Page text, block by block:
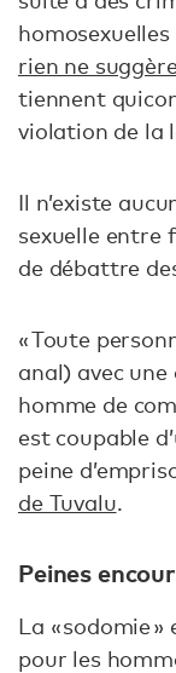
rien ne
tiennent
violation de la
Il n’existe
sexuelle entre
de débattre
« Toute
anal) avec
homme de
est coupable
peine
de Tuvalu.
Peines
La « sodomie
pour les